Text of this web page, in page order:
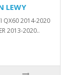
LEWY
QX60 2014-2020
2013-2020..